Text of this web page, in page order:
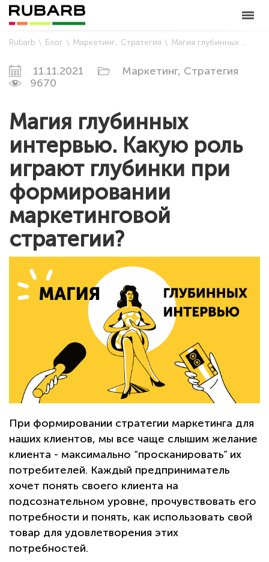
Rubarb Блог Маркетинг Стратегия Магия глубинных интервью. Какую роль играют глубинки при формировании маркетинговой стратегии?
11.11.2021 Маркетинг, Стратегия
9670
Магия глубинных
интервью. Какую роль
играют глубинки при
формировании
маркетинговой
стратегии?
При формировании стратегии маркетинга для
наших клиентов, мы все чаще слышим желание
клиента - максимально “просканировать” их
потребителей. Каждый предприниматель
хочет понять своего клиента на
подсознательном уровне, прочувствовать его
потребности и понять, как использовать свой
товар для удовлетворения этих
потребностей.